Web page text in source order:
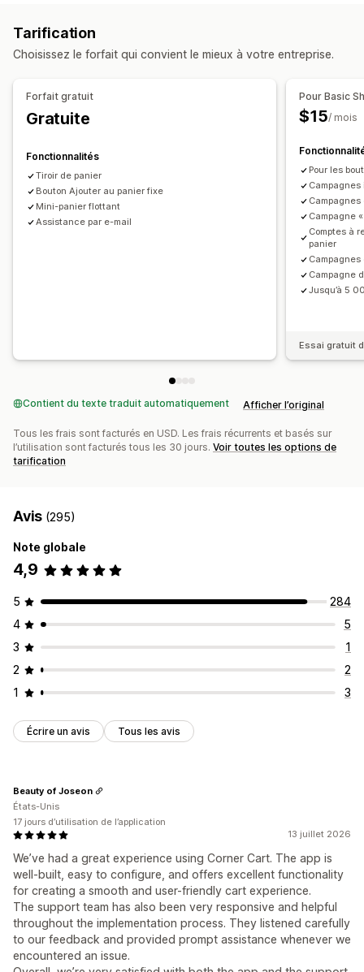
Panier coulissant
Case à cocher d’acceptation des Conditions générales
Vente incitative
Plus d’achats, plus d’économies
Expédition gratuite
Produits fréquemment achetés ensemble
Barre d’expédition
Utilisation des récompenses
Récompenses échelonnées
Réductions en gros
Produits associés
Tarification
Choisissez le forfait qui convient le mieux à votre entreprise.
Forfait gratuit
Gratuite
Fonctionnalités
Tiroir de panier
Bouton Ajouter au panier fixe
Mini-panier flottant
Assistance par e-mail
Pour Basic
$15/ mois
Pour les
Campagne
Comptes à
panier
Campagne
Jusqu’à 5
Essai gratuit
Contient du texte traduit automatiquement Afficher l’original
Tous les frais sont facturés en USD. Les frais récurrents et basés sur
l’utilisation sont facturés tous les 30 jours. Voir toutes les options de
tarification
Avis (295)
Note globale
4,9
5
284
4
5
3
1
2
2
1
3
Écrire un avis Tous les avis
13 juillet 2026
We’ve had a great experience using Corner Cart. The app is
well-built, easy to configure, and offers excellent functionality
for creating a smooth and user-friendly cart experience.
The support team has also been very responsive and helpful
throughout the implementation process. They listened carefully
to our feedback and provided prompt assistance whenever we
encountered an issue.
Beauty of Joseon
États-Unis
17 jours d’utilisation de l’application